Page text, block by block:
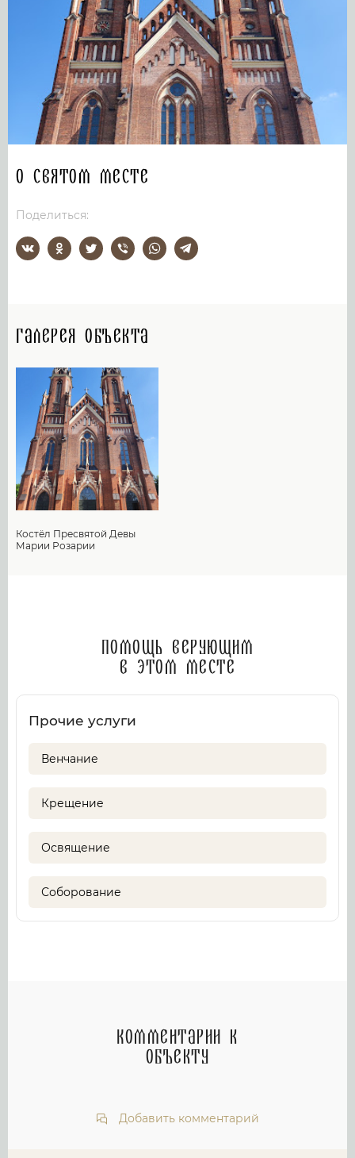
О святом месте
Поделиться:
Галерея объекта
Костёл Пресвятой Девы
Марии Розарии
Помощь верующим
в этом месте
Прочие услуги
Венчание
Крещение
Освящение
Соборование
Комментарии к
объекту
Добавить комментарий